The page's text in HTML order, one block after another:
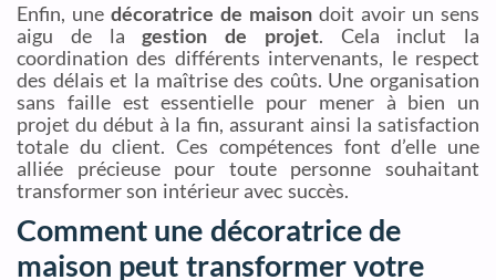
Enfin, une décoratrice de maison doit avoir un sens
aigu de lagestion de projet. Cela inclut la
coordination des différents intervenants, le respect
des délais et la maîtrise des coûts. Une organisation
sans faille est essentielle pour mener à bien un
projet du début à la fin, assurant ainsi la satisfaction
totale du client. Ces compétences font d’elle une
alliée précieuse pour toute personne souhaitant
transformer son intérieur avec succès.
Comment une décoratrice de
maison peut transformer votre